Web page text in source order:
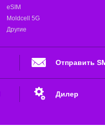
eSIM
Moldcell 5G
Другие
Отправить
Дилер